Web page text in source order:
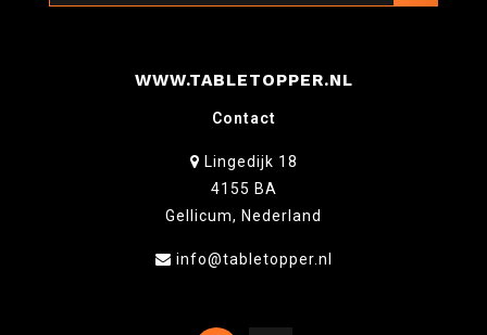
WWW.TABLETOPPER.NL
Contact
Lingedijk 18
4155 BA
Gellicum, Nederland
info@tabletopper.nl